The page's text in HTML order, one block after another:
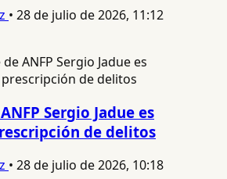
• 28 de julio de 2026, 11:12
Sergio Jadue es
de delitos
• 28 de julio de 2026, 10:18